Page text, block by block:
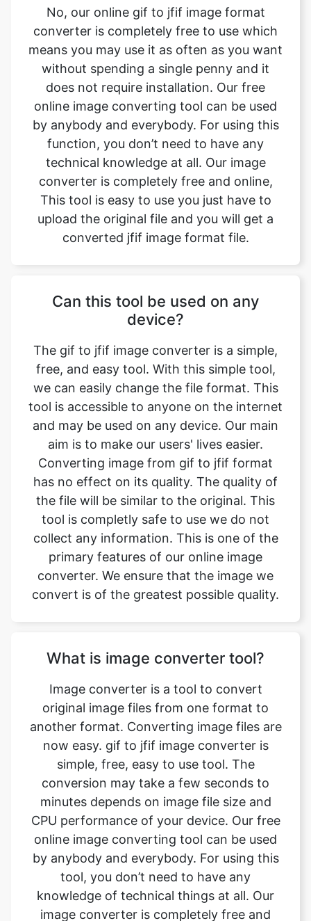
without spending a single penny and it
does not require installation. Our free
online image converting tool can be used
by anybody and everybody. For using this
function, you don’t need to have any
technical knowledge at all. Our image
converter is completely free and online,
This tool is easy to use you just have to
upload the original file and you will get a
converted jfif image format file.
Can this tool be used on any
free, and easy tool. With this simple tool,
we can easily change the file format. This
tool is accessible to anyone on the internet
and may be used on any device. Our main
aim is to make our users' lives easier.
Converting image from gif to jfif format
has no effect on its quality. The quality of
the file will be similar to the original. This
tool is completly safe to use we do not
collect any information. This is one of the
primary features of our online image
converter. We ensure that the image we
convert is of the greatest possible quality.
What is image converter tool?
another format. Converting image files are
now easy. gif to jfif image converter is
simple, free, easy to use tool. The
conversion may take a few seconds to
minutes depends on image file size and
CPU performance of your device. Our free
online image converting tool can be used
by anybody and everybody. For using this
tool, you don’t need to have any
knowledge of technical things at all. Our
image converter is completely free and
online. This tool is easy to use you just
have to upload the original file and you will
get a converted jfif image format file